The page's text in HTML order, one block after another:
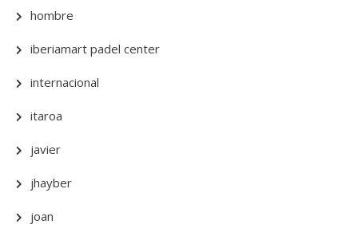
hombre
iberiamart padel center
internacional
itaroa
javier
jhayber
joan